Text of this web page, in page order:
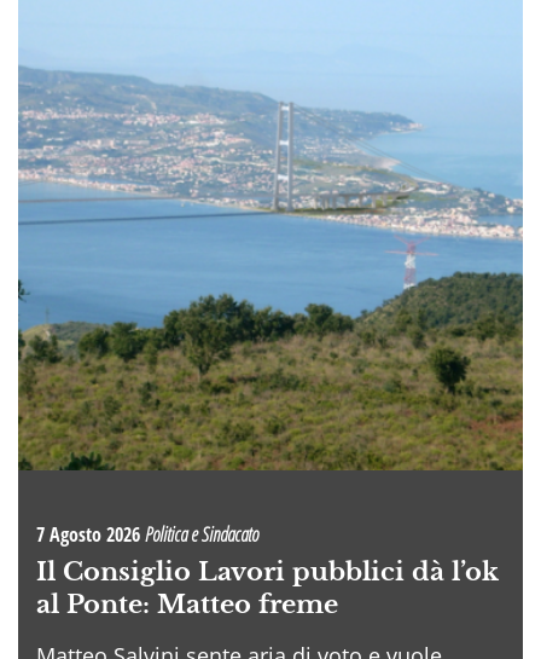
7 Agosto 2026Politica e Sindacato
Il Consiglio Lavori pubblici dà l’ok
al Ponte: Matteo freme